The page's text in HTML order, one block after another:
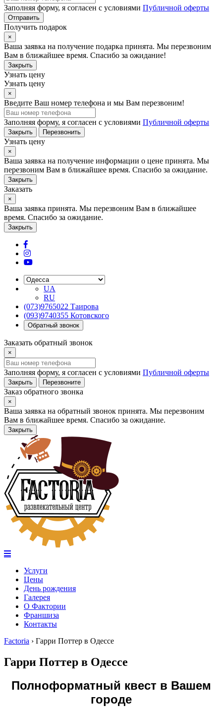
Заполняя форму, я согласен с условиями Публичной оферты
Отправить
Получить подарок
×
Ваша заявка на получение подарка принята. Мы перезвоним
Вам в ближайшее время. Спасибо за ожидание!
Закрыть
Узнать цену
Узнать цену
×
Введите Ваш номер телефона и мы Вам перезвоним!
Заполняя форму, я согласен с условиями Публичной оферты
Закрыть Перезвонить
Узнать цену
×
Ваша заявка на получение информации о цене принята. Мы
перезвоним Вам в ближайшее время. Спасибо за ожидание.
Закрыть
Заказать
×
Ваша заявка принята. Мы перезвоним Вам в ближайшее
время. Спасибо за ожидание.
Закрыть
UA
RU
(073)9765022 Таирова
(093)9740355 Котовского
Обратный звонок
Заказать обратный звонок
×
Заполняя форму, я согласен с условиями Публичной оферты
Закрыть Перезвоните
Заказ обратного звонка
×
Ваша заявка на обратный звонок принята. Мы перезвоним
Вам в ближайшее время. Спасибо за ожидание.
Закрыть
Услуги
Цены
День рождения
Галерея
О Фактории
Франшиза
Контакты
Factoria › Гарри Поттер в Одессе
Гарри Поттер в Одессе
Полноформатный квест в Вашем
городе